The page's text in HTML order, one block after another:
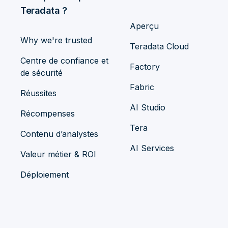
Teradata ?
Why we're trusted
Centre de confiance et
de sécurité
Réussites
Récompenses
Contenu d’analystes
Valeur métier & ROI
Déploiement
Aperçu
Teradata Cloud
Factory
Fabric
AI Studio
Tera
AI Services